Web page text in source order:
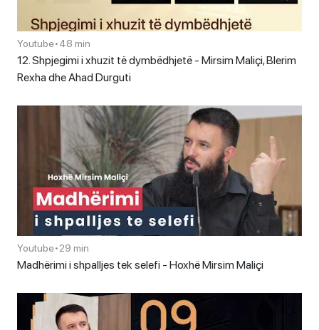
Youtube•48 min
12. Shpjegimi i xhuzit të dymbëdhjetë - Mirsim Maliçi, Blerim
Rexha dhe Ahad Durguti
Youtube•29 min
Madhërimi i shpalljes tek selefi - Hoxhë Mirsim Maliçi